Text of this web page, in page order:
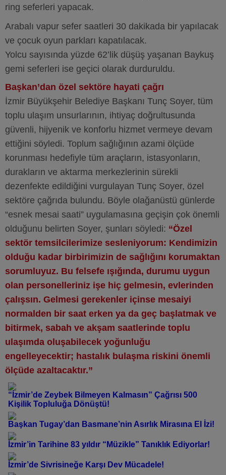
ring seferleri yapacak.
Arabalı vapur sefer saatleri 30 dakikada bir yapılacak
ve çocuk oyun parkları kapatılacak.
Yolcu sayısında yüzde 62’lik düşüş yaşanan Baykuş
gemi seferleri ise geçici olarak durduruldu.
Başkan’dan özel sektöre hayati çağrı
İzmir Büyükşehir Belediye Başkanı Tunç Soyer, tüm
toplu ulaşım unsurlarının, ihtiyaç doğrultusunda
güvenli, hijyenik ve konforlu hizmet vermeye devam
ettiğini söyledi. Toplum sağlığının azami ölçüde
korunması hedefiyle tüm araçların, istasyonların,
durakların ve aktarma merkezlerinin sürekli
dezenfekte edildiğini vurgulayan Tunç Soyer, özel
sektöre çağrıda bulundu. Böyle olağanüstü günlerde
“esnek mesai saati” uygulamasına geçişin çok önemli
olduğunu belirten Soyer, şunları söyledi: “Özel
sektör temsilcilerimize sesleniyorum: Kendimizin
olduğu kadar birbirimizin de sağlığını korumaktan
sorumluyuz. Bu felsefe ışığında, durumu uygun
olan personelleriniz işe hiç gelmesin, evlerinden
çalışsın. Gelmesi gerekenler içinse mesaiyi
normalden bir saat erken ya da geç başlatmak ve
bitirmek, sabah ve akşam saatlerinde toplu
ulaşımda oluşabilecek yoğunluğu
engelleyecektir; hastalık bulaşma riskini önemli
ölçüde azaltacaktır.”
“İzmir’de Zeybek Bilmeyen Kalmasın” Çağrısı 500
Kişilik Topluluğa Dönüştü!
Başkan Tugay’dan Basmane’nin Asırlık Mirasına El İzi!
İzmir’in Tarihine 83 yıldır “Müzikle” Tanıklık Ediyorlar!
İzmir’de Sivrisineğe Karşı Dev Mücadele!